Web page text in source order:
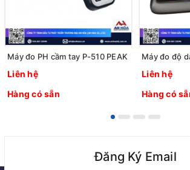
Máy đo PH cầm tay P-510 PEAK
Liên hệ
Hàng có sẵn
Máy đo độ
Liên hệ
Hàng có
Đăng Ký Email